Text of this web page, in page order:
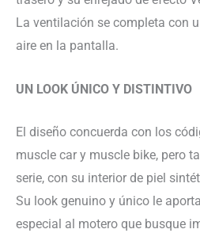
La ventilación se completa con
aire en la pantalla.
UN LOOK ÚNICO Y DISTINTIVO
El diseño concuerda con los
muscle car y muscle bike, pero
serie, con su interior de piel
Su look genuino y único le
especial al motero que busque